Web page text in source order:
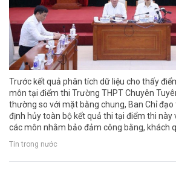
Trước kết quả phân tích dữ liệu cho thấy
môn tại điểm thi Trường THPT Chuyên
thường so với mặt bằng chung, Ban Chỉ
định hủy toàn bộ kết quả thi tại điểm thi này
các môn nhằm bảo đảm công bằng, khách
Tin trong nước